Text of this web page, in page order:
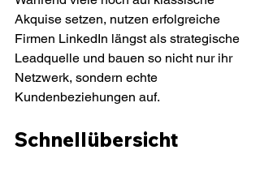
Akquise setzen, nutzen erfolgreiche
Firmen LinkedIn längst als strategische
Leadquelle und bauen so nicht nur ihr
Netzwerk, sondern echte
Kundenbeziehungen auf.
Schnellübersicht